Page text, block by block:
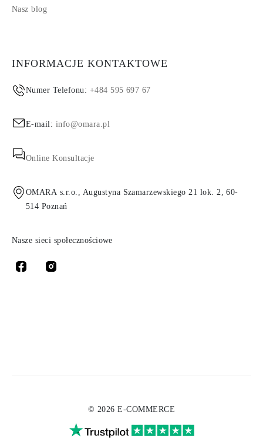
Nasz blog
INFORMACJE KONTAKTOWE
Numer Telefonu: +484 595 697 67
E-mail: info@omara.pl
Online Konsultacje
OMARA s.r.o., Augustyna Szamarzewskiego 21 lok. 2, 60-
514 Poznań
Nasze sieci społecznościowe
© 2026 E-COMMERCE